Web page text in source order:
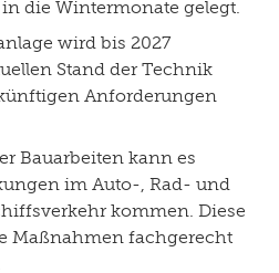
die Wintermonate gelegt.
wird bis 2027
Stand der Technik
Anforderungen
Bauarbeiten kann es
im Auto-, Rad- und
kommen. Diese
Maßnahmen fachgerecht